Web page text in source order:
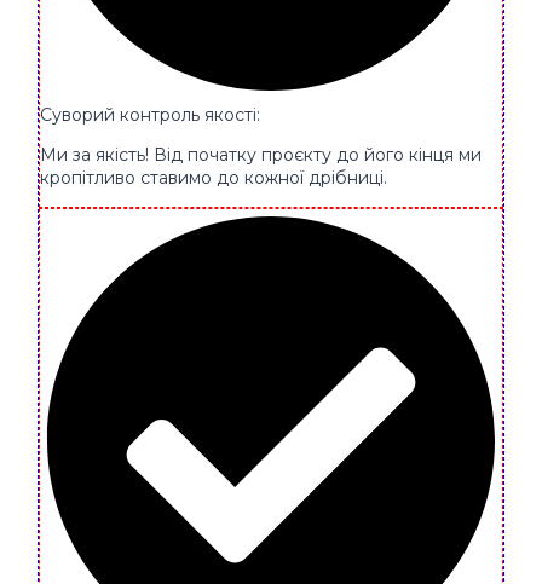
Суворий контроль якості:
Ми за якість! Від початку проєкту до його кінця ми
кропітливо ставимо до кожної дрібниці.